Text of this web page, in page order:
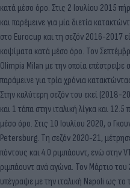
κατά μέσο όρο. Στις 2 Ιουλίου 2015
και παρέμεινε για μία διετία
στο Eurocup και τη σεζόν 2016-2017
κοψίματα κατά μέσο όρο. Τον
Olimpia Milan με την οποία επέστρεψε
παράμεινε για τρία χρόνια
Στην καλύτερη σεζόν του εκεί (2018-
και 1 τάπα στην ιταλική λίγκα και
μέσο όρο. Στις 10 Ιουλίου 2020, ο
Petersburg. Τη σεζόν 2020-21,
πόντους και 4.0 ριμπάουντ, ενώ στην
ριμπάουντ ανά αγώνα. Τον Μάρτιο
υπέγραψε με την ιταλική Napoli ως το